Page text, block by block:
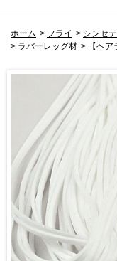
ホーム > フライ > シンセ
> ラバーレッグ材 > 【ヘ